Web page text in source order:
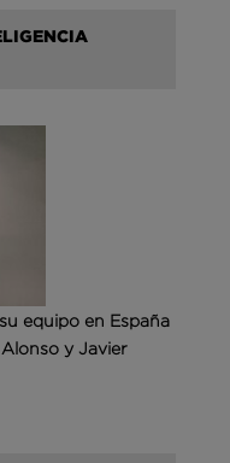
equipo en España
y Javier